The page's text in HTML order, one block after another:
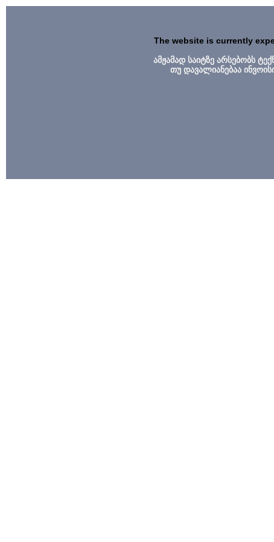
The website is currently
ამჟამად საიტზე არსებობს
თუ დავალიანებაა